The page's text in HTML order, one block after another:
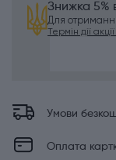
Знижка 5%
Для
Термін дії
Умови
Оплата